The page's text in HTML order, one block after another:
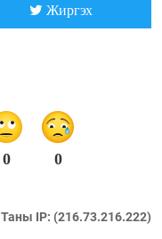
Жиргэх
0 0
Таны IP: (216.73.216.222)